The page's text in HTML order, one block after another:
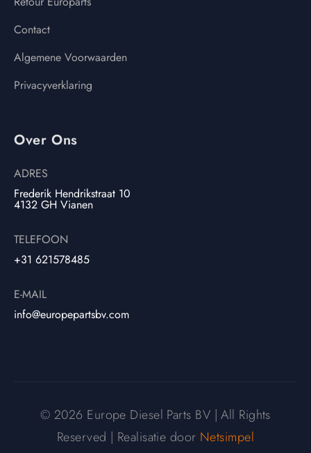
Contact
Algemene Voorwaarden
Privacyverklaring
Over Ons
ADRES
Frederik Hendrikstraat 10
4132 GH Vianen
TELEFOON
+31 621578485
E-MAIL
info@europepartsbv.com
© 2026 Europe Diesel Parts BV | All Rights
Reserved | Realisatie door Netsimpel